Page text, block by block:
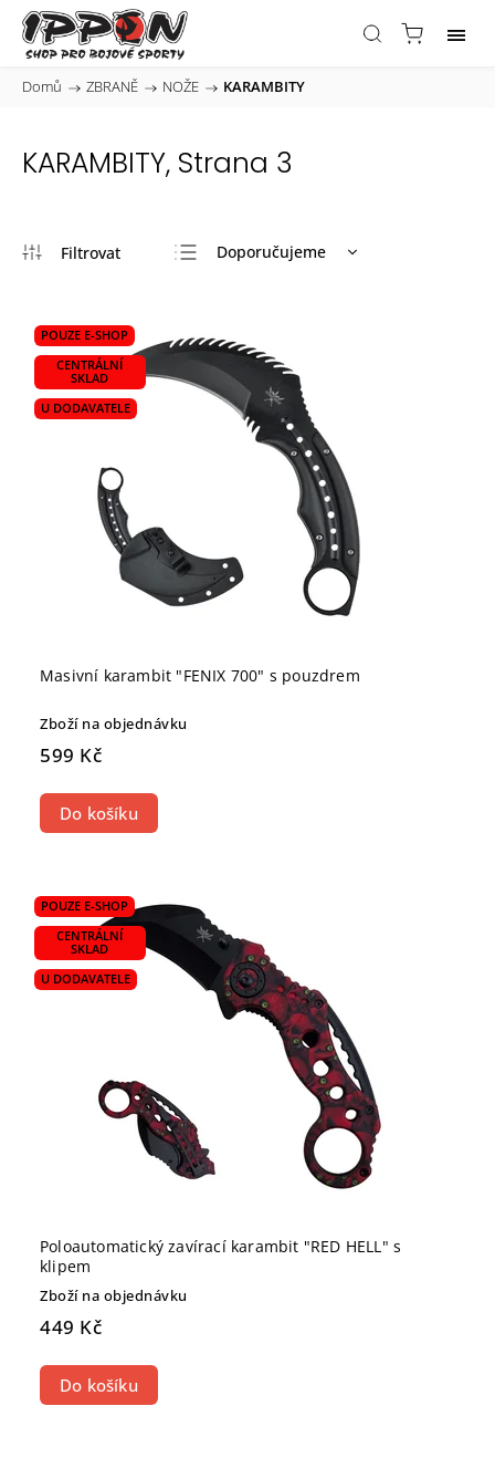
Domů / ZBRANĚ / NOŽE / KARAMBITY
KARAMBITY, Strana 3
Doporučujeme
Nejprodávanější
Abecedně
POUZE E-SHOP
CENTRÁLNÍ
SKLAD
U DODAVATELE
Masivní karambit "FENIX 700" s pouzdrem
Zboží na objednávku
599 Kč
Do košíku
POUZE E-SHOP
CENTRÁLNÍ
SKLAD
U DODAVATELE
Poloautomatický zavírací karambit "RED HELL" s
klipem
Zboží na objednávku
449 Kč
Do košíku